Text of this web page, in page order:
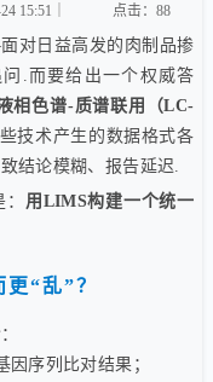
15:51｜ 点击：88
对日益高发的肉制品掺
.而要给出一个权威答
相色谱-质谱联用（LC-
技术产生的数据格式各
结论模糊、报告延迟.
用LIMS构建一个统一
“乱”？
因序列比对结果；